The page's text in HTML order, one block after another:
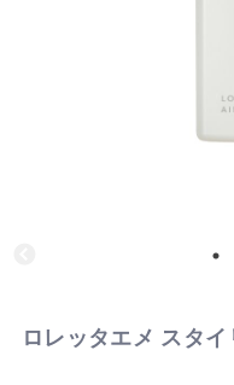
ロレッタエメ スタ